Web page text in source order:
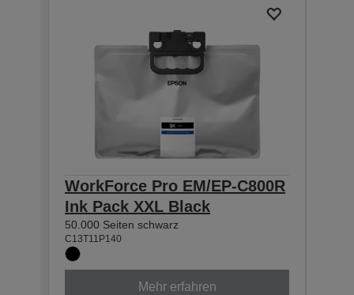
WorkForce Pro EM/EP-C800R
Ink Pack XXL Black
50.000 Seiten schwarz
C13T11P140
Mehr erfahren